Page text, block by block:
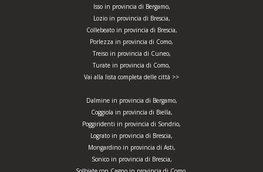
Isso in provincia di Bergamo,
Lozio in provincia di Brescia,
Collebeato in provincia di Brescia,
Porlezza in provincia di Como,
Treiso in provincia di Cuneo,
Turate in provincia di Como,
Vai alla lista completa delle città >>
Dalmine in provincia di Bergamo,
Coggiola in provincia di Biella,
Poggiridenti in provincia di Sondrio,
Lograto in provincia di Brescia,
Mongardino in provincia di Asti,
Sonico in provincia di Brescia,